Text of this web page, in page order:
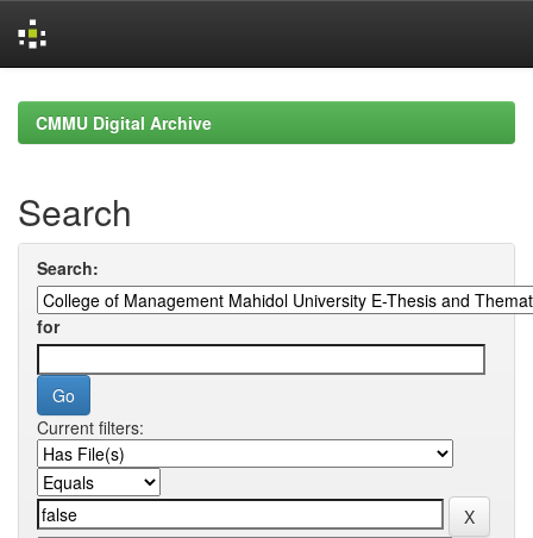
navigationCMMU Digital Archive
Search
Search:
for
Current filters: